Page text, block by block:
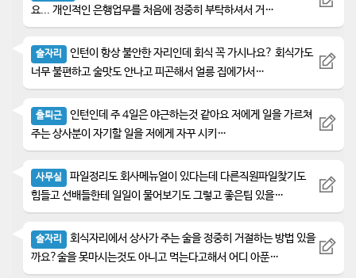
요... 개인적인 은행업무를 처음에 정중히 부탁하셔서 거…
술자리
인턴이 항상 불안한 자리인데 회식 꼭 가시나요? 회식가도
너무 불편하고 술맛도 안나고 피곤해서 얼릉 집에가서…
출퇴근
인턴인데 주 4일은 야근하는것 같아요 저에게 일을 가르쳐
주는 상사분이 자기할 일을 저에게 자꾸 시키…
사무실
파일정리도 회사메뉴얼이 있다는데 다른직원파일찾기도
힘들고 선배들한테 일일이 물어보기도 그렇고 좋은팁 있을…
술자리
회식자리에서 상사가 주는 술을 정중히 거절하는 방법 있을
까요?술을 못마시는것도 아니고 먹는다고해서 어디 아푼…